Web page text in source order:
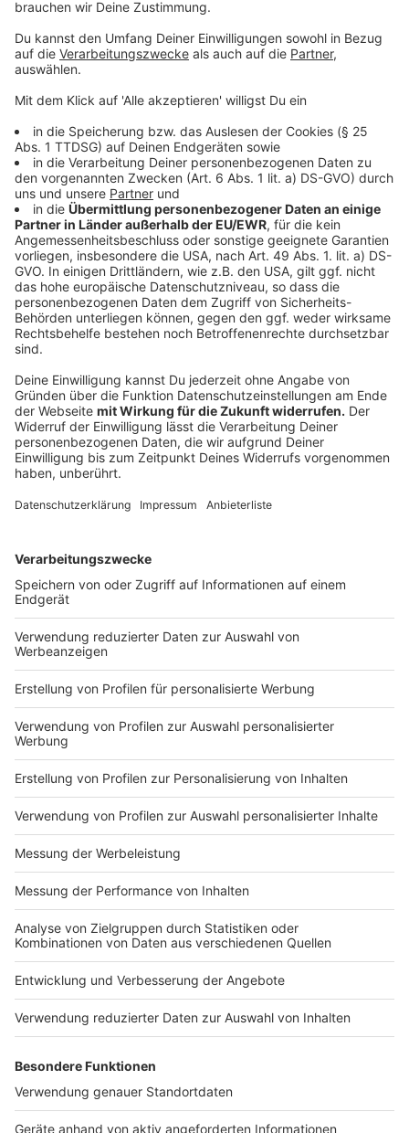
Anzeige
Auch die Bezirksregierungen bieten
Zeugnistelefone an:
Anzeige
Zeugnistelefon der Bezirksregierung Arnsberg:
Telefonnummer: 02931 823388
Montag, 14. Juli 2025, von 9.00 bis 12.00 Uhr und
von 14.00 bis 16.00 Uhr
von 14.00 Uhr bis 16.00 Uhr
Zeugnistelefon der Bezirksregierung Detmold:
Telefonnummer: 05231 714848
Freitag, 11. Juli 2025, von 8.30 bis 15.00 Uhr
Telefonnummer: 0211 4754002
Freitag, 11. Juli 2025, von 10.00 bis 12.00 Uhr und
von 13.00 bis 15.00 Uhr
von 13.00 bis 15.00 Uhr
Dienstag, 15. Juli 2025, von 10.00 bis 12.00 Uhr
und von 13.00 bis 15.00 Uhr
Zeugnistelefon der Bezirksregierung Köln:
Telefonnummer: 0221 1472000
Donnerstag, 10. Juli 2025, von 10.00 bis 12.00 Uhr
und von 13.00 bis 15.00 Uhr
Freitag, 11. Juli 2025, von 10.00 bis 12.00 Uhr und
von 13.00 bis 15.00 Uhr
Montag, 14. Juli 2025, von 10.00 bis 12.00 Uhr und
von 13.00 bis 15.00 Uhr
Dienstag, 15. Juli 2025, von 10.00 bis 12.00 Uhr
und von 13.00 bis 15.00 Uhr
Zeugnistelefon der Bezirksregierung Münster:
Telefonnummer: 0251 4114199
Donnerstag, 10.07.2025, von 10.00 bis 12.00 Uhr
und 13.00 bis 15.00
13.00 bis 15.00
Montag, 14. Juli 2025, von 10.00 bis 12.00 Uhr und